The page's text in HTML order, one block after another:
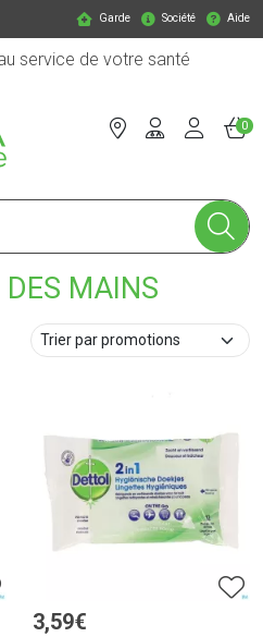
Garde Société Aide
service de votre santé
en ligne à votre service
0
DES MAINS
3,59€